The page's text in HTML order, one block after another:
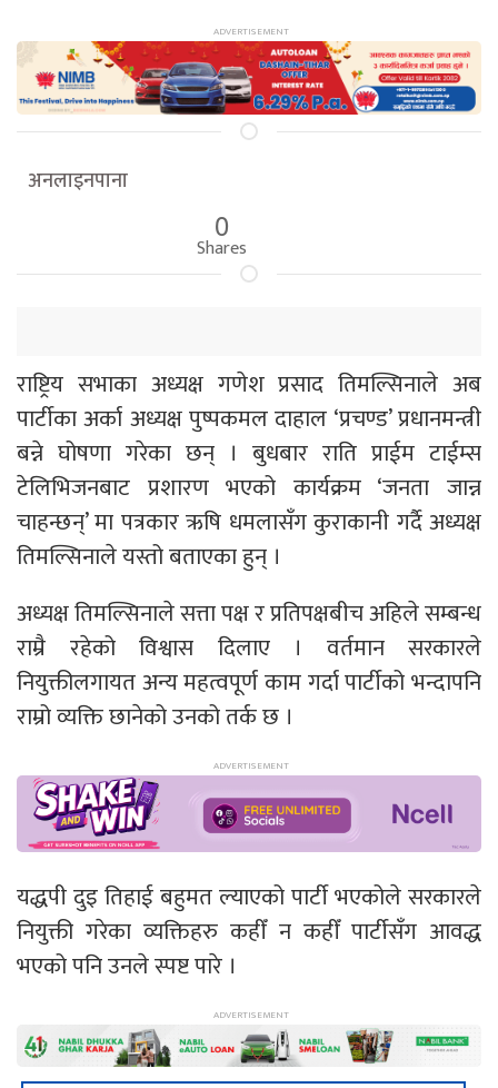
अनलाइनपाना
0
Shares
राष्ट्रिय सभाका अध्यक्ष गणेश प्रसाद तिमल्सिनाले अब
पार्टीका अर्का अध्यक्ष पुष्पकमल दाहाल ‘प्रचण्ड’ प्रधानमन्त्री
बन्ने घोषणा गरेका छन् । बुधबार राति प्राईम टाईम्स
टेलिभिजनबाट प्रशारण भएको कार्यक्रम ‘जनता जान्न
चाहन्छन्’ मा पत्रकार ऋषि धमलासँग कुराकानी गर्दै अध्यक्ष
तिमल्सिनाले यस्तो बताएका हुन् ।
अध्यक्ष तिमल्सिनाले सत्ता पक्ष र प्रतिपक्षबीच अहिले सम्बन्ध
राम्रै रहेको विश्वास दिलाए । वर्तमान सरकारले
नियुक्तीलगायत अन्य महत्वपूर्ण काम गर्दा पार्टीको भन्दापनि
राम्रो व्यक्ति छानेको उनको तर्क छ ।
यद्धपी दुइ तिहाई बहुमत ल्याएको पार्टी भएकोले सरकारले
नियुक्ती गरेका व्यक्तिहरु कहीँ न कहीँ पार्टीसँग आवद्ध
भएको पनि उनले स्पष्ट पारे ।